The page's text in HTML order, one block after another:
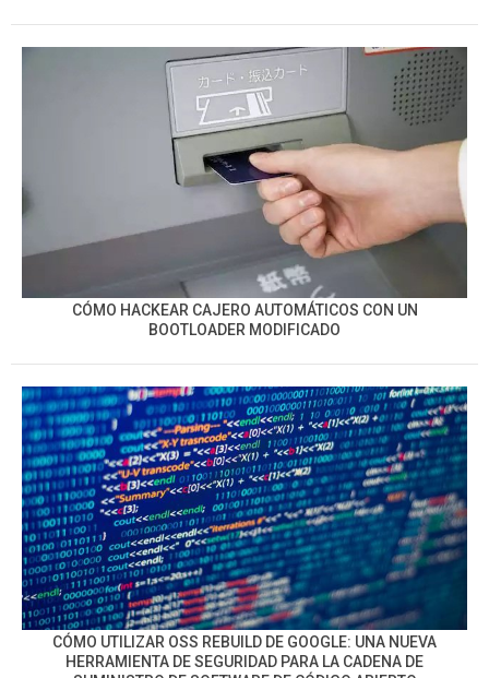
CÓMO HACKEAR CAJERO AUTOMÁTICOS CON UN
BOOTLOADER MODIFICADO
CÓMO UTILIZAR OSS REBUILD DE GOOGLE: UNA NUEVA
HERRAMIENTA DE SEGURIDAD PARA LA CADENA DE